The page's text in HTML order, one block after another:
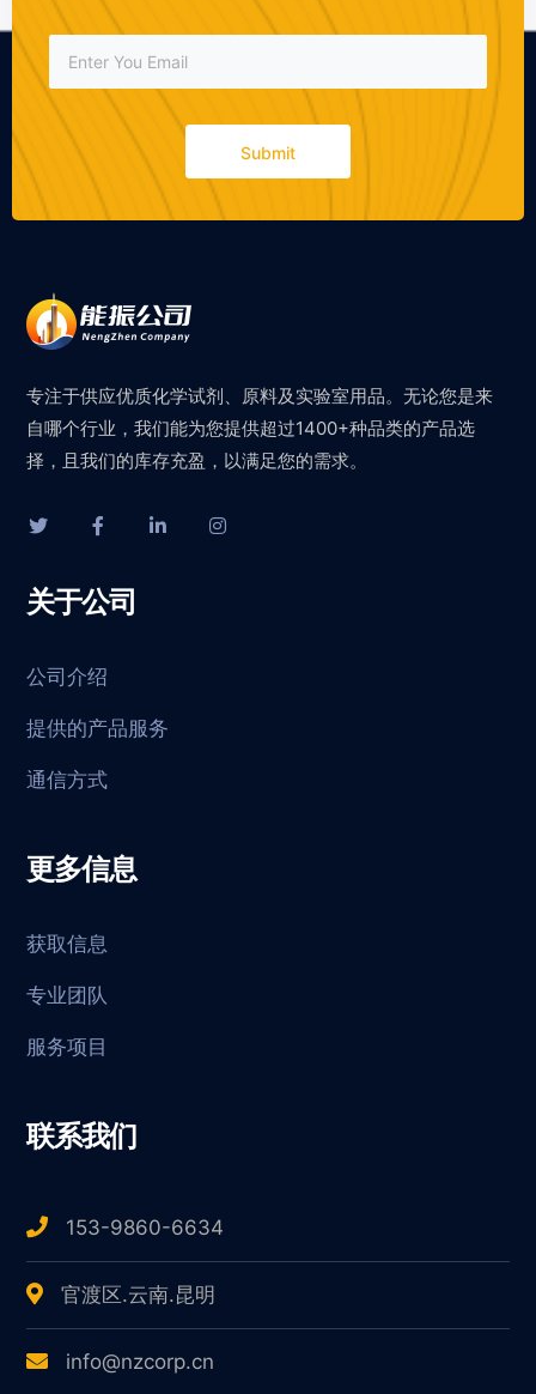
Submit
专注于供应优质化学试剂、原料及实验室用品。无论您是来
自哪个行业，我们能为您提供超过1400+种品类的产品选
择，且我们的库存充盈，以满足您的需求。
关于公司
公司介绍
提供的产品服务
通信方式
更多信息
获取信息
专业团队
服务项目
联系我们
153-9860-6634
官渡区.云南.昆明
info@nzcorp.cn